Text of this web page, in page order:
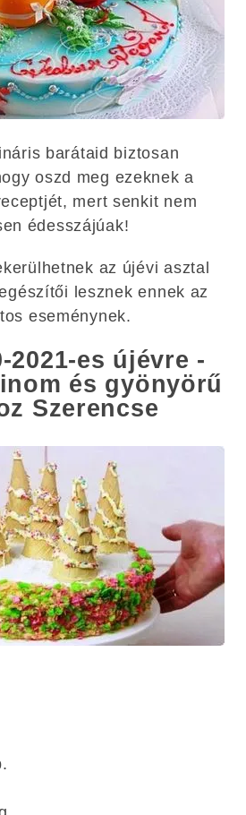
barátaid biztosan
oszd meg ezeknek a
mert senkit nem
édesszájúak!
az újévi asztal
lesznek ennek az
eseménynek.
2021-es újévre -
és gyönyörű
Szerencse